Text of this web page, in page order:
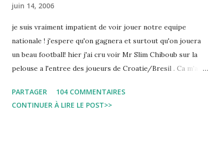
juin 14, 2006
je suis vraiment impatient de voir jouer notre equipe
nationale ! j'espere qu'on gagnera et surtout qu'on jouera
un beau football! hier j'ai cru voir Mr Slim Chiboub sur la
pelouse a l'entree des joueurs de Croatie/Bresil . Ca m'a
instances internationales.( Je me demande d'ailleurs a quoi
est due cette absence !). Anyway... Inchallah Marbouha !
PARTAGER
104 COMMENTAIRES
CONTINUER À LIRE LE POST>>